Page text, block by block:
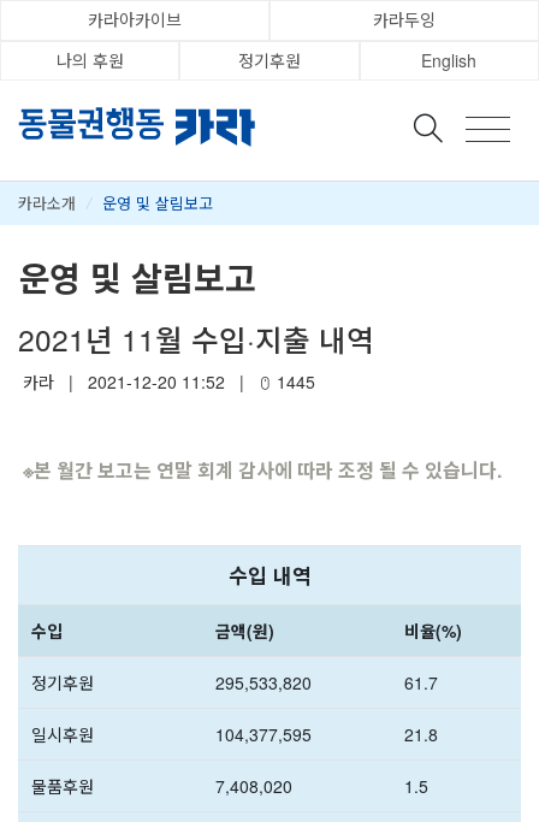
카라아카이브
카라두잉
나의 후원
정기후원 English
카라소개 / 운영 및 살림보고
운영 및 살림보고
2021년 11월 수입·지출 내역
카라 | 2021-12-20 11:52 | 1445
※본 월간 보고는 연말 회계 감사에 따라 조정 될 수 있습니다.
수입 내역
수입 금액(원) 비율(%)
정기후원 295,533,820 61.7
일시후원 104,377,595 21.8
물품후원 7,408,020 1.5